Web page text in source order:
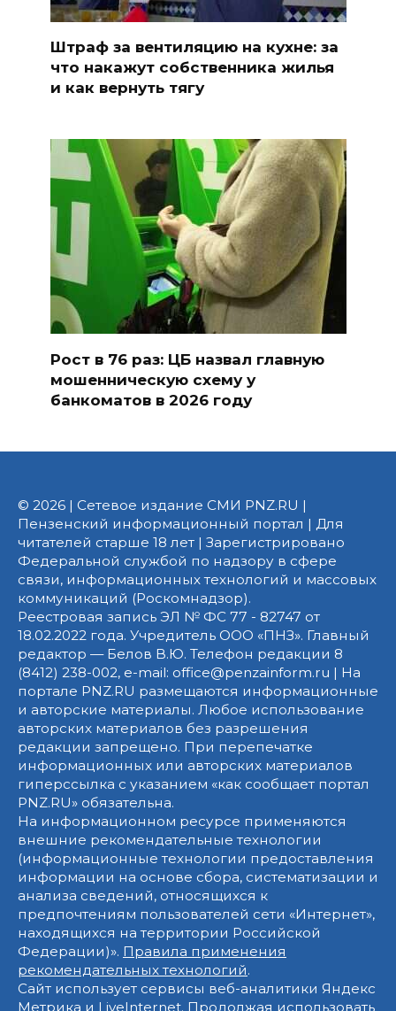
Штраф за вентиляцию на кухне: за
что накажут собственника жилья
и как вернуть тягу
Рост в 76 раз: ЦБ назвал главную
мошенническую схему у
банкоматов в 2026 году
© 2026 | Сетевое издание СМИ PNZ.RU |
Пензенский информационный портал | Для
читателей старше 18 лет | Зарегистрировано
Федеральной службой по надзору в сфере
связи, информационных технологий и массовых
коммуникаций (Роскомнадзор).
Реестровая запись ЭЛ № ФС 77 - 82747 от
18.02.2022 года. Учредитель ООО «ПНЗ». Главный
редактор — Белов В.Ю. Телефон редакции 8
(8412) 238-002, e-mail: office@penzainform.ru | На
портале PNZ.RU размещаются информационные
и авторские материалы. Любое использование
авторских материалов без разрешения
редакции запрещено. При перепечатке
информационных или авторских материалов
гиперссылка с указанием «как сообщает портал
PNZ.RU» обязательна.
На информационном ресурсе применяются
внешние рекомендательные технологии
(информационные технологии предоставления
информации на основе сбора, систематизации и
анализа сведений, относящихся к
предпочтениям пользователей сети «Интернет»,
находящихся на территории Российской
Федерации)». Правила применения
рекомендательных технологий.
Сайт использует сервисы веб-аналитики Яндекс
Метрика и LiveInternet. Продолжая использовать